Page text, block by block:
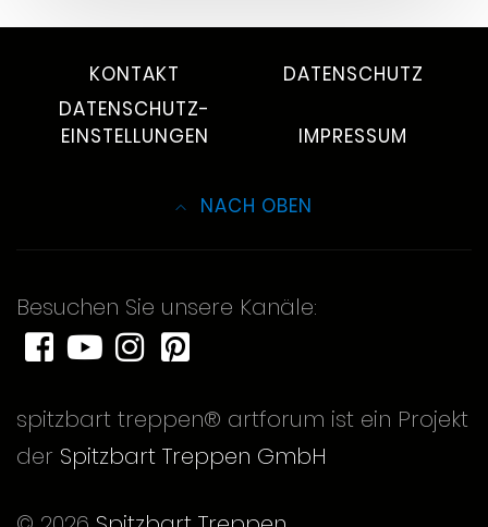
KONTAKT
DATENSCHUTZ
DATENSCHUTZ-
EINSTELLUNGEN
IMPRESSUM
NACH OBEN
Besuchen Sie unsere Kanäle:
spitzbart treppen® artforum ist ein Projekt
der Spitzbart Treppen GmbH